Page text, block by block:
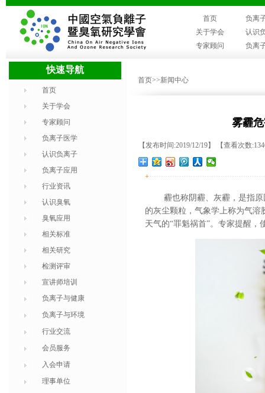
首页
负离
关于学会
认识
专家顾问
负离
快速导航
首页
关于学会
专家顾问
负离子医学
认识负离子
负离子应用
行业资讯
认识臭氧
臭氧应用
相关标准
相关研究
检测评审
宣讲师培训
负离子与健康
负离子与环境
行业交流
会员服务
入会申请
理事单位
首页>>新闻中心
雾霾
【发布时间:2019/12/19】 【查看次数
+
霾也称阴霾、灰霾，是指
的灰尘颗粒，气象学上称为气溶
天气的“罪魁祸首”。专家提醒